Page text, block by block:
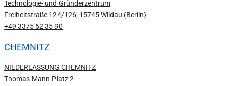
Technologie- und Gründerzentrum
Freiheitstraße 124/126, 15745 Wildau (Berlin)
+49 3375 52 35 90
CHEMNITZ
NIEDERLASSUNG CHEMNITZ
Thomas-Mann-Platz 2